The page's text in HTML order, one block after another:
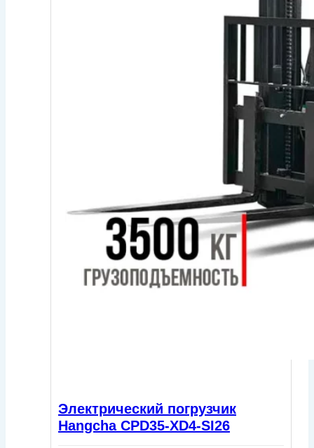
Электрический погрузчик
Hangcha CPD35-XD4-SI26